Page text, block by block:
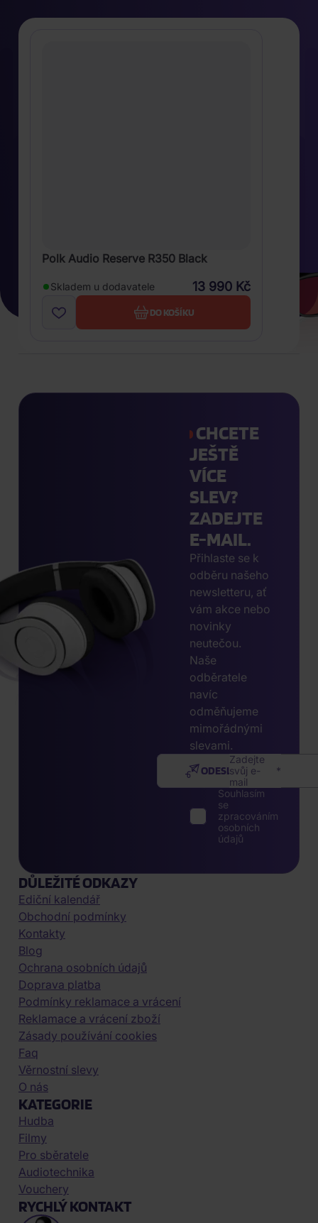
Polk Audio Reserve R350 Black
Skladem u dodavatele 13 990 Kč
DO KOŠÍKU
CHCETE
JEŠTĚ
VÍCE
SLEV?
ZADEJTE
E-MAIL.
Přihlaste se k
odběru našeho
newsletteru, ať
vám akce nebo
novinky
neutečou.
Naše
odběratele
navíc
odměňujeme
mimořádnými
slevami.
Zadejte
svůj e-
mail
ODESLAT
Souhlasím
se
zpracováním
osobních
údajů
DŮLEŽITÉ ODKAZY
Ediční kalendář
Obchodní podmínky
Kontakty
Blog
Ochrana osobních údajů
Doprava platba
Podmínky reklamace a vrácení
Reklamace a vrácení zboží
Zásady používání cookies
Faq
Věrnostní slevy
O nás
KATEGORIE
Hudba
Filmy
Pro sběratele
Audiotechnika
Vouchery
RYCHLÝ KONTAKT